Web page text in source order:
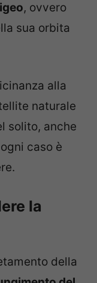
, ovvero
sua orbita
alla
naturale
solito, anche
caso è
la
della